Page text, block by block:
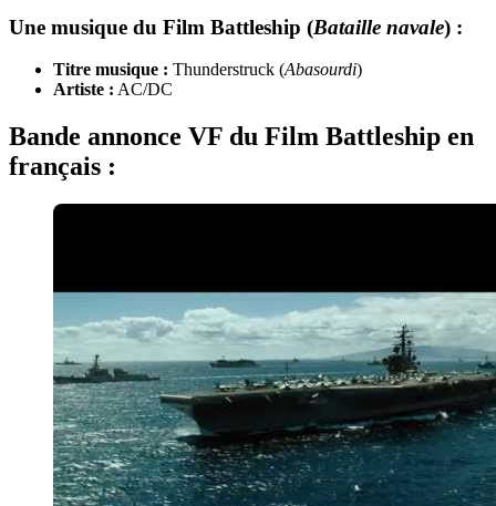
Une musique du Film Battleship (Bataille navale) :
Titre musique : Thunderstruck (Abasourdi)
Artiste : AC/DC
Bande annonce VF du Film Battleship en
français :